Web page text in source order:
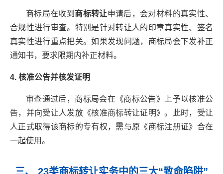
商标局在收到 商标转让申请后，会对材料的真实性、
合规性进行审查。特别是针对转让人的印章真实性、签名
真实性进行重点把关。如果发现问题，商标局会下发补正
通知书，要求限期内补正材料。
4. 核准公告并核发证明
审查通过后，商标局会在《商标公告》上予以核准公
告，并向受让人发放《核准商标转让证明》。此时，受让
人正式取得该商标的专有权，需与原《商标注册证》合在
一起使用。
三、 23类商标转让实务中的三大“致命陷阱”